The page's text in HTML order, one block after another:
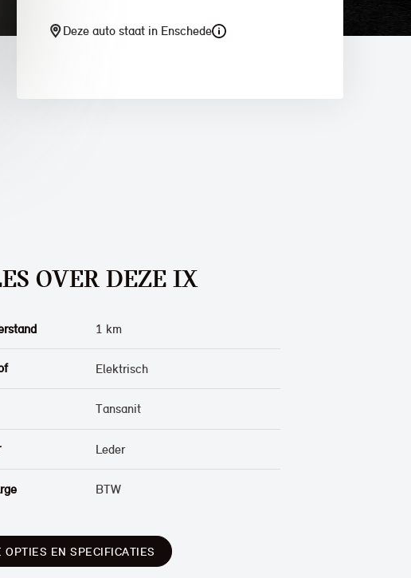
Deze auto staat in Enschede
OVER DEZE IX
1 km
Elektrisch
Tansanit
Leder
BTW
OPTIES EN SPECIFICATIES